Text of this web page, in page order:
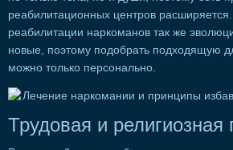
реабилитационных центров
реабилитации наркоманов так же
новые, поэтому подобрать подходящую
можно только персонально.
Трудовая и